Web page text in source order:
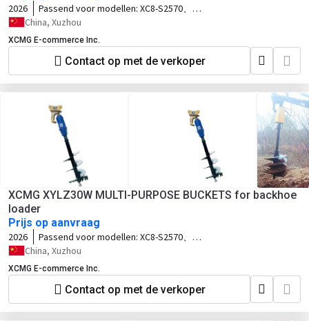
2026 Passend voor modellen: XC8-S2570、
XC8-C2570
China, Xuzhou
XCMG E-commerce Inc.
Contact op met de verkoper
XCMG XYLZ30W MULTI-PURPOSE BUCKETS for backhoe
loader
Prijs op aanvraag
2026 Passend voor modellen: XC8-S2570、
XC8-C2570、XC8-S3570、XC8-S3580
China, Xuzhou
XCMG E-commerce Inc.
Contact op met de verkoper